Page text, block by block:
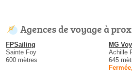
Agences de voyage à
FPSailing
Sainte Foy
600 mètres
MG
Achille
645